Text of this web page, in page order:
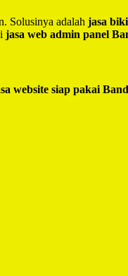
Solusinya adalah jasa
jasa web admin panel
website siap pakai